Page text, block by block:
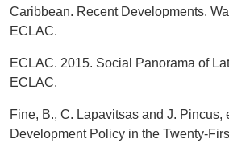
Caribbean. Recent Developments.
ECLAC.
ECLAC. 2015. Social Panorama of
ECLAC.
Fine, B., C. Lapavitsas and J. Pincus,
Development Policy in the Twenty-